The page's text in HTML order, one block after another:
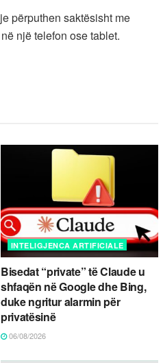
përputhen saktësisht me
një telefon ose tablet.
INTELIGJENCA ARTIFICIALE
Bisedat “private” të Claude u
shfaqën në Google dhe Bing,
duke ngritur alarmin për
privatësinë
06/08/2026